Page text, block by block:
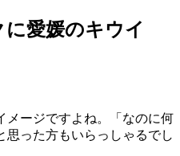
愛媛のキウイ
メージですよね。「なのに何
った方もいらっしゃるでし